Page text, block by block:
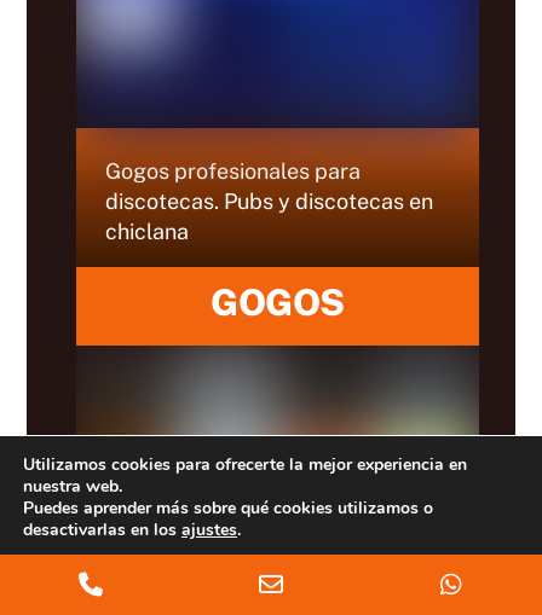
Gogos profesionales para
discotecas. Pubs y discotecas en
chiclana
GOGOS
Utilizamos cookies para ofrecerte la mejor experiencia en
nuestra web.
Puedes aprender más sobre qué cookies utilizamos o
desactivarlas en los ajustes.
Aceptar